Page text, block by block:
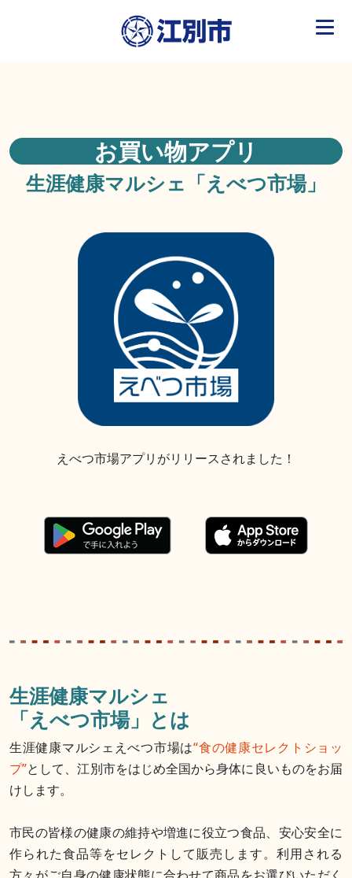
お買い物アプリ
生涯健康マルシェ 「えべつ市場」
えべつ市場アプリがリリースされました！
生涯健康マルシェ
「えべつ市場」とは
生涯健康マルシェえべつ市場は“食の健康セレクトショッ
プ”として、江別市をはじめ全国から身体に良いものをお届
けします。​
市民の皆様の健康の維持や増進に役立つ食品、安心安全に
作られた食品等をセレクトして販売します。利用される